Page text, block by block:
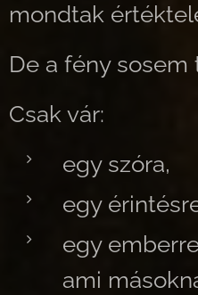
mondtak
De a fény sosem
Csak vár:
egy szóra,
egy
egy
ami